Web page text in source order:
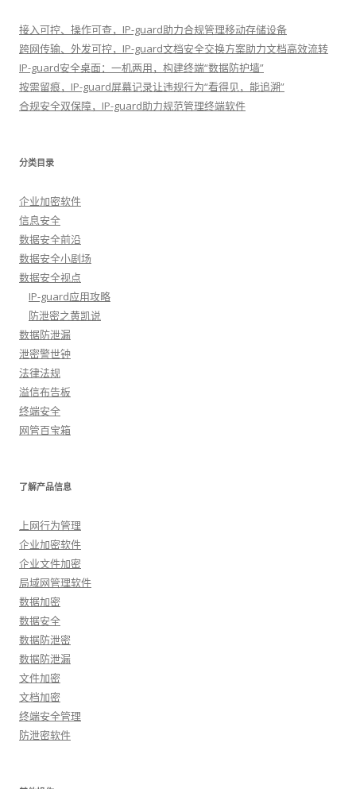
接入可控、操作可查，IP-guard助力合规管理移动存储设备
跨网传输、外发可控，IP-guard文档安全交换方案助力文档高效流转
IP-guard安全桌面：一机两用，构建终端“数据防护墙”
按需留痕，IP-guard屏幕记录让违规行为“看得见，能追溯”
合规安全双保障，IP-guard助力规范管理终端软件
分类目录
企业加密软件
信息安全
数据安全前沿
数据安全小剧场
数据安全视点
IP-guard应用攻略
防泄密之黄凯说
数据防泄漏
泄密警世钟
法律法规
溢信布告板
终端安全
网管百宝箱
了解产品信息
上网行为管理
企业加密软件
企业文件加密
局域网管理软件
数据加密
数据安全
数据防泄密
数据防泄漏
文件加密
文档加密
终端安全管理
防泄密软件